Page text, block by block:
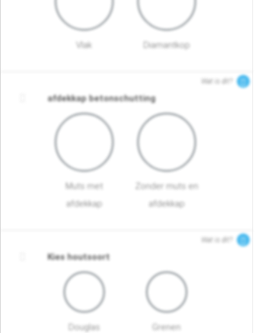
Vlak Diamantkop
Wat is dit?
afdekkap betonschutting
Muts met
afdekkap
Zonder muts en
afdekkap
Wat is dit?
Kies houtsoort
Douglas
Grenen